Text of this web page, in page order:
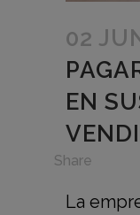
02
EN
Share
La